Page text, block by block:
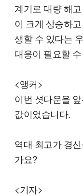
계기로 대량 해
이 크게 상승하
생할 수 있다는
대응이 필요할
<앵커>
이번 셧다운을
값이었습니다.
역대 최고가 경
가요?
<기자>